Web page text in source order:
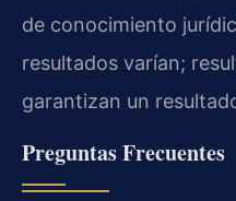
de conocimiento
resultados varían;
garantizan un
Preguntas Frecuentes